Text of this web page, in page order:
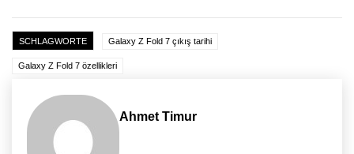
SCHLAGWORTE Galaxy Z Fold 7 çıkış tarihi
Galaxy Z Fold 7 özellikleri
Ahmet Timur